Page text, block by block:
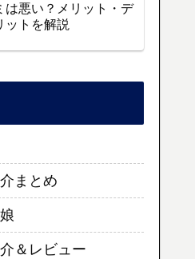
は悪い？メリット・デ
ットを解説
まとめ
＆レビュー